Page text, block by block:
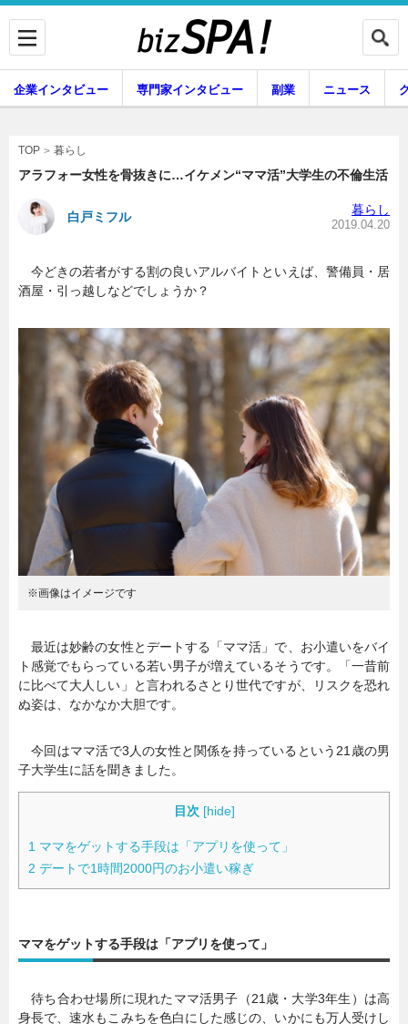
企業インタビュー 専門家インタビュー
副業
グルメ スキル
暮らし エンタメ
連載一覧
企業インタビュー 専門家インタビュー 副業 ニュース
TOP 暮らし
アラフォー女性を骨抜きに…イケメン“ママ活”大学生の不倫生活
白戸ミフル 暮らし
2019.04.20
今どきの若者がする割の良いアルバイトといえば、警備員・居
酒屋・引っ越しなどでしょうか？
※画像はイメージです
最近は妙齢の女性とデートする「ママ活」で、お小遣いをバイ
ト感覚でもらっている若い男子が増えているそうです。「一昔前
に比べて大人しい」と言われるさとり世代ですが、リスクを恐れ
ぬ姿は、なかなか大胆です。
今回はママ活で3人の女性と関係を持っているという21歳の男
子大学生に話を聞きました。
目次 [hide]
1 ママをゲットする手段は「アプリを使って」
2 デートで1時間2000円のお小遣い稼ぎ
ママをゲットする手段は「アプリを使って」
待ち合わせ場所に現れたママ活男子（21歳・大学3年生）は高
身長で、速水もこみちを色白にした感じの、いかにも万人受けし